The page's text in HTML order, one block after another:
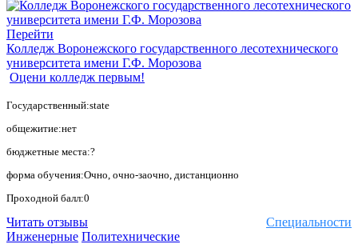
Перейти
Колледж Воронежского государственного лесотехнического
университета имени Г.Ф. Морозова
Оцени колледж первым!
Государственный:state
общежитие:нет
бюджетные места:?
форма обучения:Очно, очно-заочно, дистанционно
Проходной балл:0
Специальности
Читать отзывы
Инженерные Политехнические